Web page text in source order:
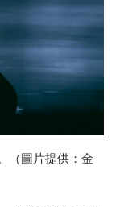
（圖片提供：金